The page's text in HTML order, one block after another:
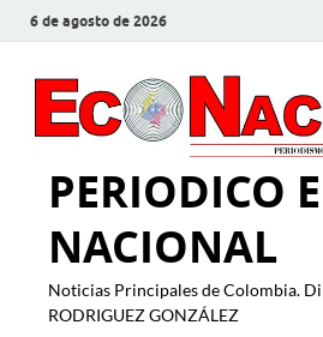
6 de agosto de 2026
PERIODICO
NACIONAL
Noticias Principales de Colombia.
RODRIGUEZ GONZÁLEZ